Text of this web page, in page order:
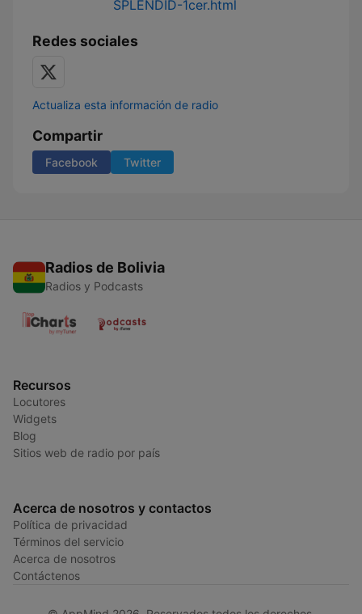
SPLENDID-1cer.html
Redes sociales
Actualiza esta información de radio
Compartir
Facebook Twitter
Radios de Bolivia
Radios y Podcasts
Recursos
Locutores
Widgets
Blog
Sitios web de radio por país
Acerca de nosotros y contactos
Política de privacidad
Términos del servicio
Acerca de nosotros
Contáctenos